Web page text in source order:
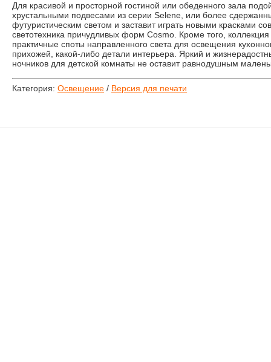
Для красивой и просторной гостиной или обеденного зала
хрустальными подвесами из серии Selene, или более
футуристическим светом и заставит играть новыми красками
светотехника причудливых форм Cosmo. Кроме того, коллекция
практичные споты направленного света для освещения
прихожей, какой-либо детали интерьера. Яркий и
ночников для детской комнаты не оставит равнодушным
Категория: Освещение / Версия для печати